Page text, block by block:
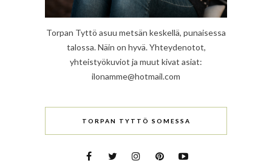
Torpan Tyttö asuu metsän keskellä, punaisessa
talossa. Näin on hyvä. Yhteydenotot,
yhteistyökuviot ja muut kivat asiat:
ilonamme@hotmail.com
TORPAN TYTTÖ SOMESSA